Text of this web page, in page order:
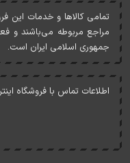
تمامی کالاها و خدمات اين
مراجع مربوطه می‌باشند و
جمهوری اسلامی ايران است.
اطلاعات تماس با فروشگاه